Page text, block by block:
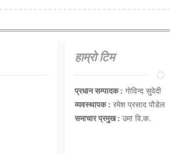
हाम्राे टिम
प्रधान सम्पादक : गाेविन्द सुवेदी
व्यवस्थापक : रमेश प्रसाद पौडेल
समाचार प्रमुख : उमा वि.क.